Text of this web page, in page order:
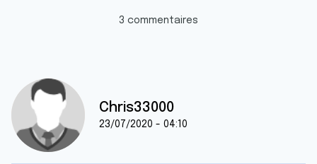
3 commentaires
Chris33000
23/07/2020 - 04:10